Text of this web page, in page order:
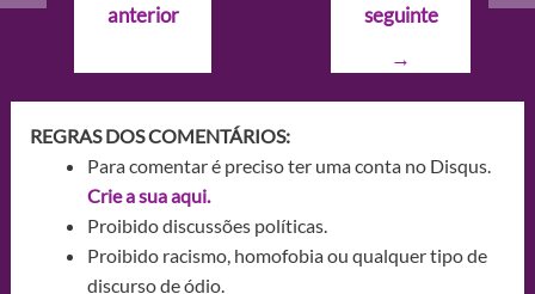
Postanterior
seguinte
→
REGRAS DOS COMENTÁRIOS:
Para comentar é preciso ter uma conta no Disqus.
Crie a sua aqui.
Proibido discussões políticas.
Proibido racismo, homofobia ou qualquer tipo de
discurso de ódio.